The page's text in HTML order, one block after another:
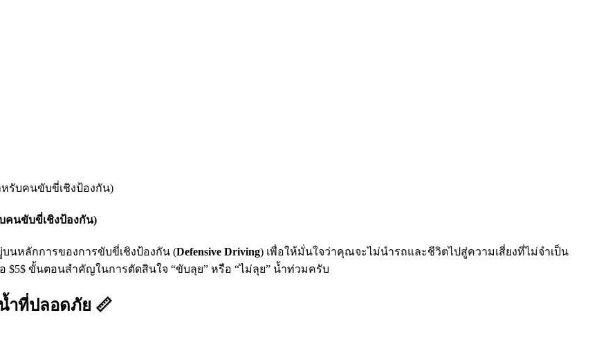
คนขับขี่เชิงป้องกัน)
นหลักการของการขับขี่เชิงป้องกัน (Defensive Driving) เพื่อให้มั่นใจว่าคุณจะไม่นำรถและชีวิตไปสู่ความเสี่ยงที่ไม่จำเป็น
$5$ ขั้นตอนสำคัญในการตัดสินใจ “ขับลุย” หรือ “ไม่ลุย” น้ำท่วมครับ
ำที่ปลอดภัย 📏